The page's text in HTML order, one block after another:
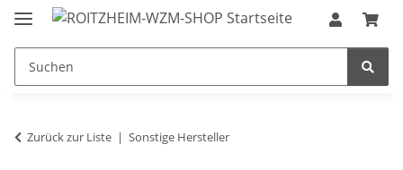
Zurück zur Liste Sonstige Hersteller